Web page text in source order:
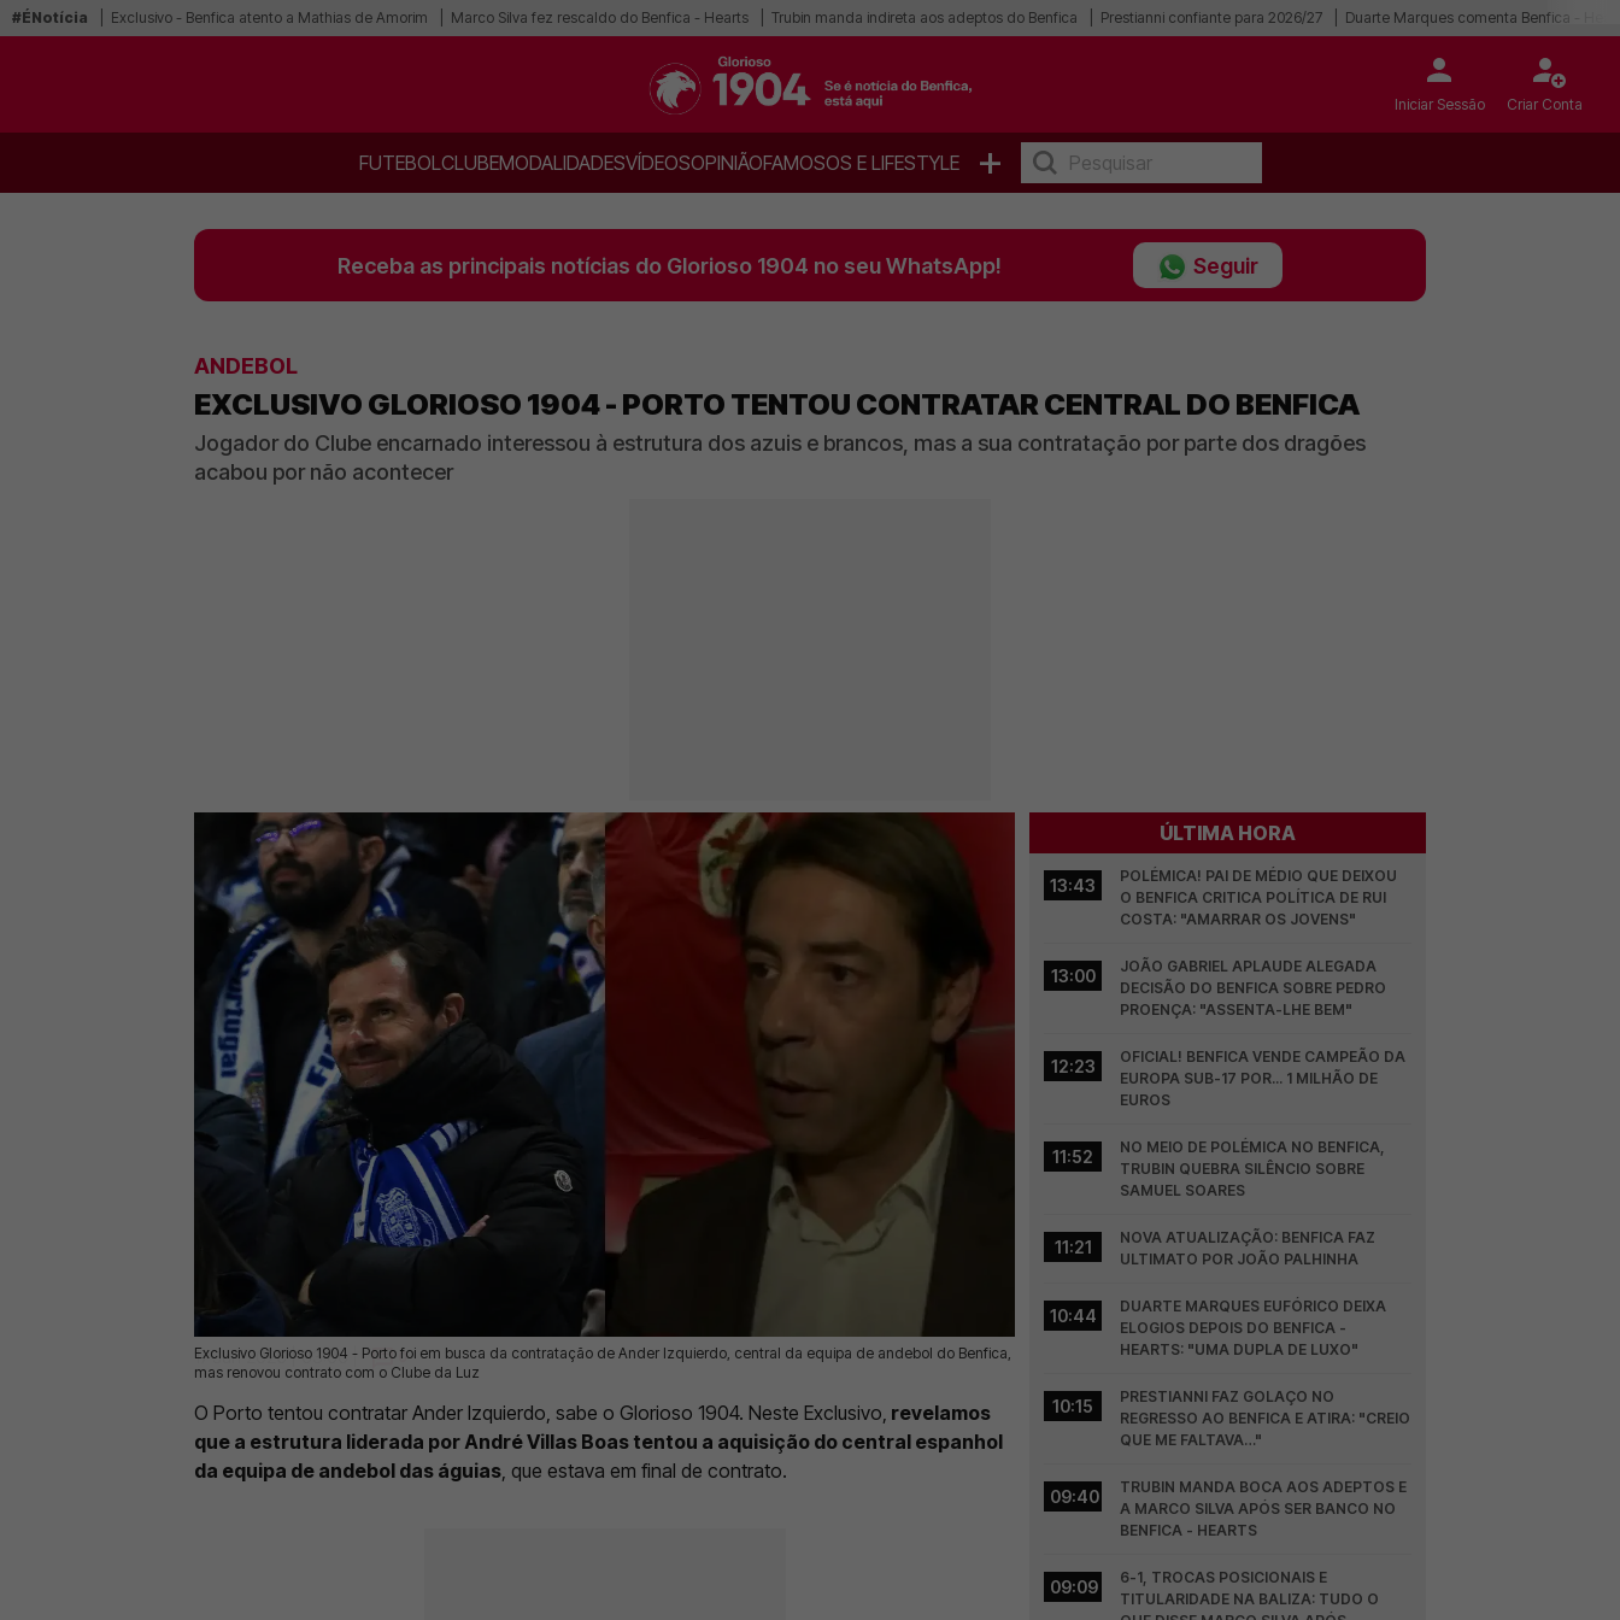
#ÉNotícia Exclusivo - Benfica atento a Mathias de Amorim Marco Silva fez rescaldo do Benfica - Hearts Trubin manda indireta aos adeptos do Benfica Prestianni confiante para 2026/27 Duarte Marques comenta Benfica -
Iniciar Sessão Criar Conta
FUTEBOLCLUBEMODALIDADESVÍDEOSOPINIÃOFAMOSOS E LIFESTYLE +
Receba as principais notícias do Glorioso 1904 no seu WhatsApp! Seguir
ANDEBOL
EXCLUSIVO GLORIOSO 1904 - PORTO TENTOU CONTRATAR CENTRAL DO BENFICA
Jogador do Clube encarnado interessou à estrutura dos azuis e brancos, mas a sua contratação por parte dos dragões
acabou por não acontecer
Exclusivo Glorioso 1904 - Porto foi em busca da contratação de Ander Izquierdo, central da equipa de andebol do Benfica,
mas renovou contrato com o Clube da Luz
17 Jun 2026 | 03:00 | 0
O Porto tentou contratar Ander Izquierdo, sabe o Glorioso 1904. Neste Exclusivo, revelamos
que a estrutura liderada por André Villas Boas tentou a aquisição do central espanhol
da equipa de andebol das águias, que estava em final de contrato.
ÚLTIMA HORA
13:43
POLÉMICA! PAI DE MÉDIO QUE DEIXOU
O BENFICA CRITICA POLÍTICA DE RUI
COSTA: "AMARRAR OS JOVENS"
13:00
JOÃO GABRIEL APLAUDE ALEGADA
DECISÃO DO BENFICA SOBRE PEDRO
PROENÇA: "ASSENTA-LHE BEM"
12:23
OFICIAL! BENFICA VENDE CAMPEÃO DA
EUROPA SUB-17 POR... 1 MILHÃO DE
EUROS
11:52
NO MEIO DE POLÉMICA NO BENFICA,
TRUBIN QUEBRA SILÊNCIO SOBRE
SAMUEL SOARES
11:21
NOVA ATUALIZAÇÃO: BENFICA FAZ
ULTIMATO POR JOÃO PALHINHA
10:44
DUARTE MARQUES EUFÓRICO DEIXA
ELOGIOS DEPOIS DO BENFICA -
HEARTS: "UMA DUPLA DE LUXO"
10:15
PRESTIANNI FAZ GOLAÇO NO
REGRESSO AO BENFICA E ATIRA: "CREIO
QUE ME FALTAVA…"
09:40
TRUBIN MANDA BOCA AOS ADEPTOS E
A MARCO SILVA APÓS SER BANCO NO
BENFICA - HEARTS
09:09
6-1, TROCAS POSICIONAIS E
TITULARIDADE NA BALIZA: TUDO O